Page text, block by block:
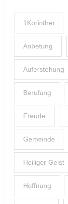
1Korinther
Anbetung
Auferstehung
Berufung
Freude
Gemeinde
Heiliger Geist
Hoffnung